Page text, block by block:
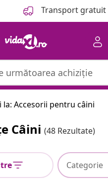
Transport gratuit
la: Accesorii pentru câini
Câini (48 Rezultate)
Categorie